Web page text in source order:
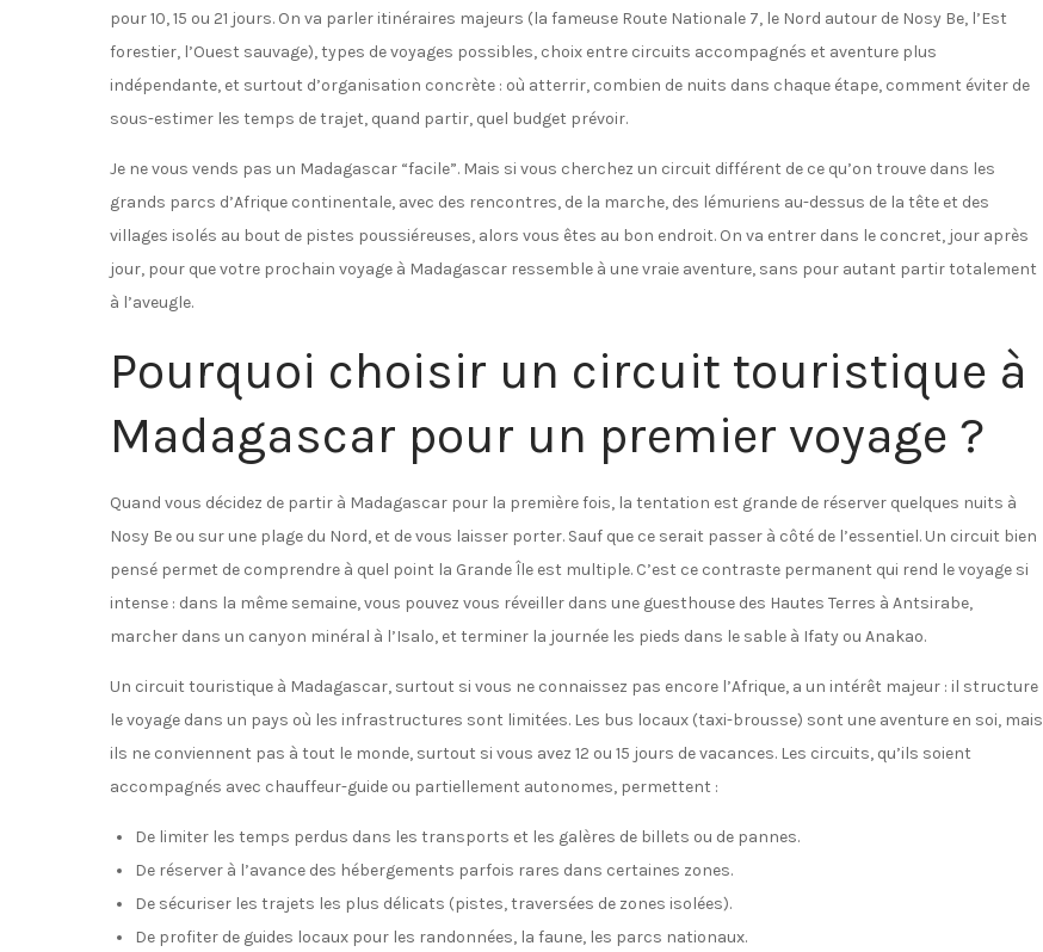
pour 10, 15 ou 21 jours. On va parler itinéraires majeurs (la fameuse Route Nationale 7, le Nord autour de Nosy Be, l’Est
forestier, l’Ouest sauvage), types de voyages possibles, choix entre circuits accompagnés et aventure plus
indépendante, et surtout d’organisation concrète : où atterrir, combien de nuits dans chaque étape, comment éviter de
sous-estimer les temps de trajet, quand partir, quel budget prévoir.
Je ne vous vends pas un Madagascar “facile”. Mais si vous cherchez un circuit différent de ce qu’on trouve dans les
grands parcs d’Afrique continentale, avec des rencontres, de la marche, des lémuriens au-dessus de la tête et des
villages isolés au bout de pistes poussiéreuses, alors vous êtes au bon endroit. On va entrer dans le concret, jour après
jour, pour que votre prochain voyage à Madagascar ressemble à une vraie aventure, sans pour autant partir totalement
à l’aveugle.
Pourquoi choisir un circuit touristique à
Madagascar pour un premier voyage ?
Quand vous décidez de partir à Madagascar pour la première fois, la tentation est grande de réserver quelques nuits à
Nosy Be ou sur une plage du Nord, et de vous laisser porter. Sauf que ce serait passer à côté de l’essentiel. Un circuit bien
pensé permet de comprendre à quel point la Grande Île est multiple. C’est ce contraste permanent qui rend le voyage si
intense : dans la même semaine, vous pouvez vous réveiller dans une guesthouse des Hautes Terres à Antsirabe,
marcher dans un canyon minéral à l’Isalo, et terminer la journée les pieds dans le sable à Ifaty ou Anakao.
Un circuit touristique à Madagascar, surtout si vous ne connaissez pas encore l’Afrique, a un intérêt majeur : il structure
le voyage dans un pays où les infrastructures sont limitées. Les bus locaux (taxi-brousse) sont une aventure en soi, mais
ils ne conviennent pas à tout le monde, surtout si vous avez 12 ou 15 jours de vacances. Les circuits, qu’ils soient
accompagnés avec chauffeur-guide ou partiellement autonomes, permettent :
De limiter les temps perdus dans les transports et les galères de billets ou de pannes.
De réserver à l’avance des hébergements parfois rares dans certaines zones.
De sécuriser les trajets les plus délicats (pistes, traversées de zones isolées).
De profiter de guides locaux pour les randonnées, la faune, les parcs nationaux.